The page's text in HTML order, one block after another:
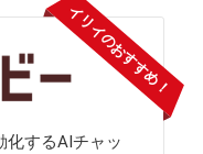
イリイのおすすめ！
化するAIチャッ